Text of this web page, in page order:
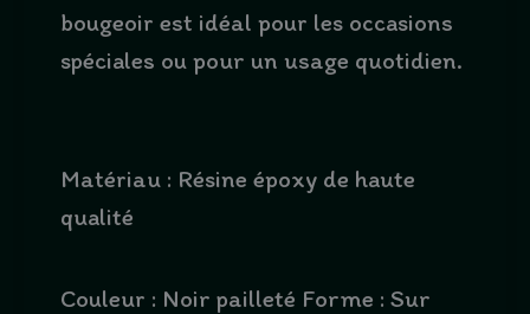
bougeoir est idéal pour les occasions
spéciales ou pour un usage quotidien.
Matériau : Résine époxy de haute
qualité
Couleur : Noir pailleté Forme : Sur